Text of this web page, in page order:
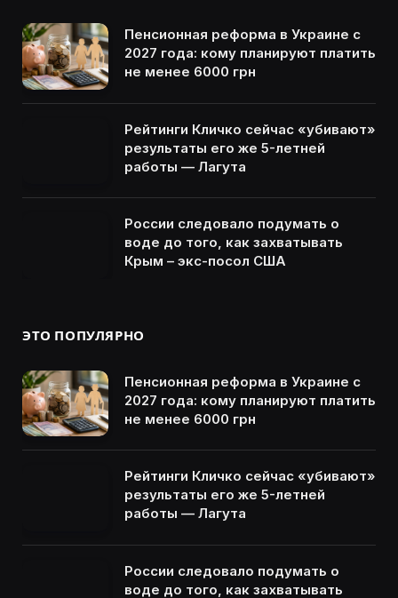
Пенсионная реформа в Украине с
2027 года: кому планируют платить
не менее 6000 грн
Рейтинги Кличко сейчас «убивают»
результаты его же 5-летней
работы — Лагута
России следовало подумать о
воде до того, как захватывать
Крым – экс-посол США
ЭТО ПОПУЛЯРНО
Пенсионная реформа в Украине с
2027 года: кому планируют платить
не менее 6000 грн
Рейтинги Кличко сейчас «убивают»
результаты его же 5-летней
работы — Лагута
России следовало подумать о
воде до того, как захватывать